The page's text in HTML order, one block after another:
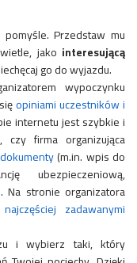
Przedstaw mu
jako interesującą
go do wyjazdu.
wypoczynku
opiniami uczestników i
internetu jest szybkie i
firma organizująca
dokumenty(m.in. wpis do
ubezpieczeniową,
Na stronie organizatora
zadawanymi
i wybierz taki, który